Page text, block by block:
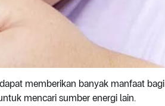
memberikan banyak manfaat bagi
mencari sumber energi lain.